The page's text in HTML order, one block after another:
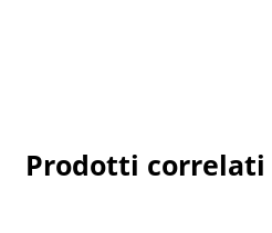
Prodotti correlati